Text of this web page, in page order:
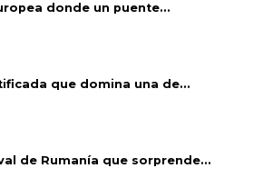
donde un puente...
que domina una de...
de Rumanía que sorprende...